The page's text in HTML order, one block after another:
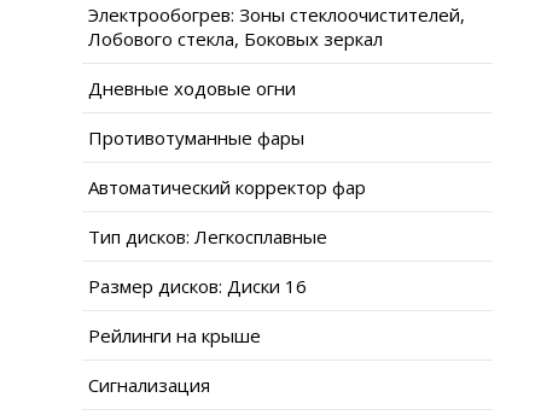
Электрообогрев: Зоны стеклоочистителей,
Лобового стекла, Боковых зеркал
Дневные ходовые огни
Противотуманные фары
Автоматический корректор фар
Тип дисков: Легкосплавные
Размер дисков: Диски 16
Рейлинги на крыше
Сигнализация